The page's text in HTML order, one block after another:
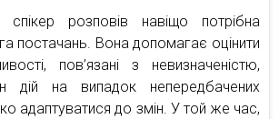
розповів навіщо потрібна
постачань. Вона допомагає оцінити
пов’язані з невизначеністю,
дій на випадок непередбачених
адаптуватися до змін. У той же час,